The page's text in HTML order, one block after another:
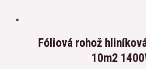
Fóliová rohož
10m2